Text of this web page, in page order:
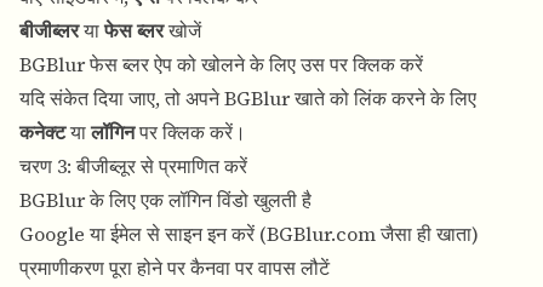
बीजीब्लरयाफेस ब्लरखोजें
BGBlur फेस ब्लर ऐप को खोलने के लिए उस पर क्लिक करें
यदि संकेत दिया जाए, तो अपने BGBlur खाते को लिंक करने के लिए
कनेक्टयालॉगिनपर क्लिक करें।
चरण 3: बीजीब्लूर से प्रमाणित करें
BGBlur के लिए एक लॉगिन विंडो खुलती है
Google या ईमेल से साइन इन करें (BGBlur.comजैसा ही खाता)
प्रमाणीकरण पूरा होने पर कैनवा पर वापस लौटें